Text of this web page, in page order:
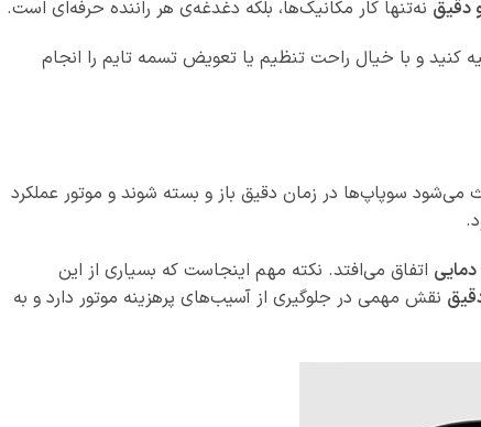
دقیق نه‌تنها کار مکانیک‌ها، بلکه دغدغه‌ی هر راننده حرفه‌ای است.
و با خیال راحت تنظیم یا تعویض تسمه تایم را انجام
سوپاپ‌ها در زمان دقیق باز و بسته شوند و موتور عملکرد
اتفاق می‌افتد. نکته مهم اینجاست که بسیاری از این
نقش مهمی در جلوگیری از آسیب‌های پرهزینه موتور دارد و به